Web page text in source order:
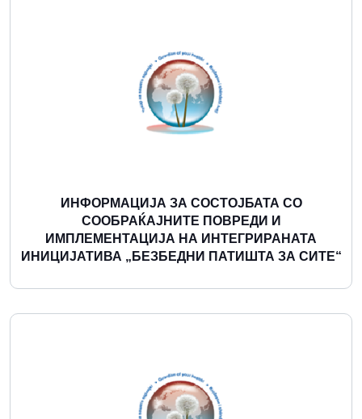
ИНФОРМАЦИЈА ЗА СОСТОЈБАТА СО
СООБРАЌАЈНИТЕ ПОВРЕДИ И
ИМПЛЕМЕНТАЦИЈА НА ИНТЕГРИРАНАТА
ИНИЦИЈАТИВА „БЕЗБЕДНИ ПАТИШТА ЗА СИТЕ“
Повеќе